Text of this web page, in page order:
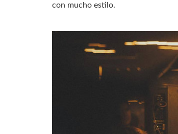
con mucho estilo.